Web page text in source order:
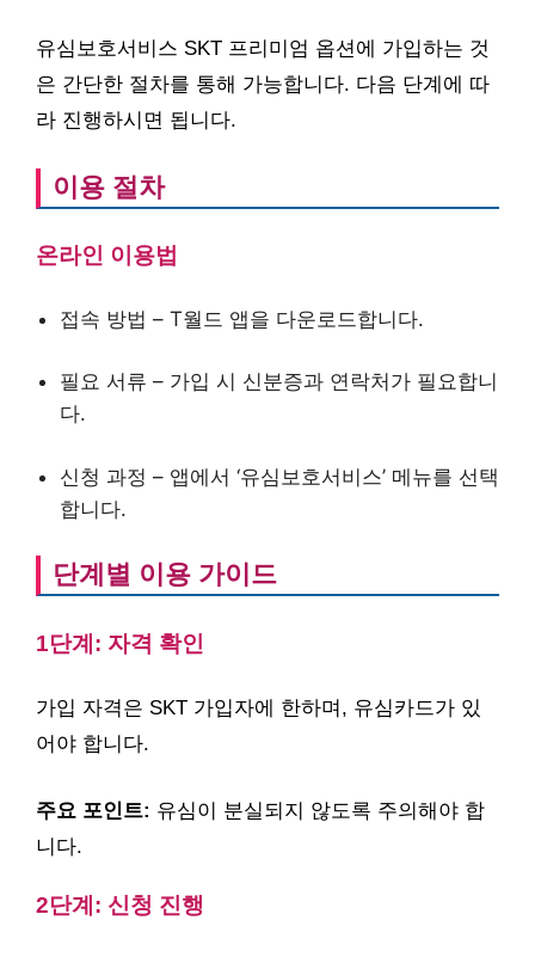
유심보호서비스 SKT 프리미엄 옵션에 가입하는 것
은 간단한 절차를 통해 가능합니다. 다음 단계에 따
라 진행하시면 됩니다.
이용 절차
온라인 이용법
접속 방법 – T월드 앱을 다운로드합니다.
필요 서류 – 가입 시 신분증과 연락처가 필요합니
다.
신청 과정 – 앱에서 ‘유심보호서비스’ 메뉴를 선택
합니다.
단계별 이용 가이드
1단계: 자격 확인
가입 자격은 SKT 가입자에 한하며, 유심카드가 있
어야 합니다.
주요 포인트: 유심이 분실되지 않도록 주의해야 합
니다.
2단계: 신청 진행